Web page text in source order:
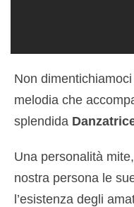
Non
melodia che
splendida
Una personalità
nostra persona le
l’esistenza degli